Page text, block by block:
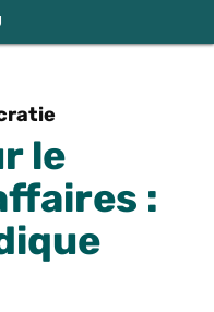
le
: